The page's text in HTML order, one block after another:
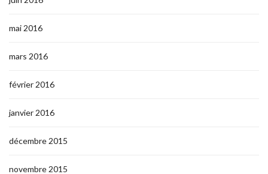
mai 2016
mars 2016
février 2016
janvier 2016
décembre 2015
novembre 2015